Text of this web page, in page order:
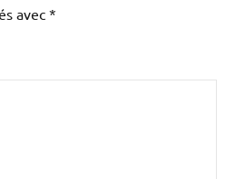
avec *